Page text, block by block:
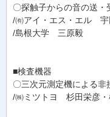
〇探触子からの音の送
/㈲アイ・エス・エル 宇
/島根大学 三原毅
■検査機器
〇三次元測定機による非
/㈱ミツトヨ 杉田栄彦・